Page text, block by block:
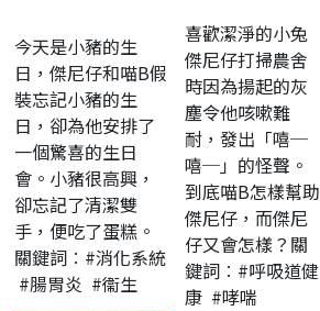
今天是小豬的生
日，傑尼仔和喵B假
裝忘記小豬的生
日，卻為他安排了
一個驚喜的生日
會。小豬很高興，
卻忘記了清潔雙
手，便吃了蛋糕。
關鍵詞︰#消化系統
#腸胃炎 #衞生
喜歡潔淨的小兔
傑尼仔打掃農舍
時因為揚起的灰
塵令他咳嗽難
耐，發出「嘻─
嘻─」的怪聲。
到底喵B怎樣幫助
傑尼仔，而傑尼
仔又會怎樣？關
鍵詞︰#呼吸道健
康 #哮喘